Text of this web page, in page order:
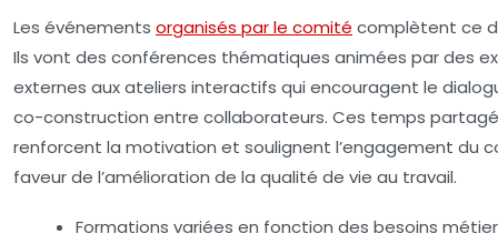
Les événements organisés par le comité complètent ce
Ils vont des conférences thématiques animées par des
externes aux ateliers interactifs qui encouragent le
co-construction entre collaborateurs. Ces temps
renforcent la motivation et soulignent l’engagement du
faveur de l’amélioration de la qualité de vie au travail.
Formations variées en fonction des besoins